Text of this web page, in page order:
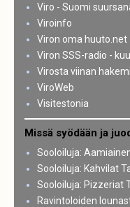
Viro - Suomi
Viroinfo
Viron oma huuto.net
Viron SSS-radio -
Virosta viinan
ViroWeb
Visitestonia
Missä syödään ja
Sooloiluja:
Sooloiluja: Kahvilat
Sooloiluja: Pizzeriat
Ravintoloiden